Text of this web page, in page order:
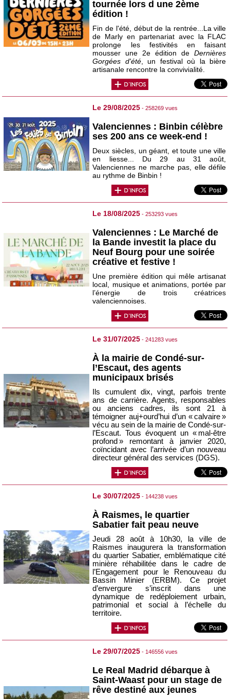
tournée lors d une 2ème
édition !
Fin de l'été, début de la rentrée...La ville
de Marly en partenariat avec la FLAC
prolonge les festivités en faisant
mousser une 2e édition deDernières
Gorgées d'été, un festival où la bière
artisanale rencontre la convivialité.
Le 29/08/2025 - 258269 vues
Valenciennes : Binbin célèbre
ses 200 ans ce week-end !
Deux siècles, un géant, et toute une ville
en liesse... Du 29 au 31 août,
Valenciennes ne marche pas, elle défile
au rythme de Binbin !
Le 18/08/2025 - 253293 vues
Valenciennes : Le Marché de
la Bande investit la place du
Neuf Bourg pour une soirée
créative et festive !
Une première édition qui mêle artisanat
local, musique et animations, portée par
l’énergie de trois créatrices
valenciennoises.
Le 31/07/2025 - 241283 vues
À la mairie de Condé-sur-
l’Escaut, des agents
municipaux brisés
Ils cumulent dix, vingt, parfois trente
ans de carrière. Agents, responsables
ou anciens cadres, ils sont 21 à
témoigner auj+ourd’hui d’un « calvaire »
vécu au sein de la mairie de Condé-sur-
l’Escaut. Tous évoquent un « mal-être
profond » remontant à janvier 2020,
coïncidant avec l’arrivée d’un nouveau
directeur général des services (DGS).
Le 30/07/2025 - 144238 vues
À Raismes, le quartier
Sabatier fait peau neuve
Jeudi 28 août à 10h30, la ville de
Raismes inaugurera la transformation
du quartier Sabatier, emblématique cité
minière réhabilitée dans le cadre de
l’Engagement pour le Renouveau du
Bassin Minier (ERBM). Ce projet
d’envergure s’inscrit dans une
dynamique de redéploiement urbain,
patrimonial et social à l’échelle du
territoire.
Le 29/07/2025 - 146556 vues
Le Real Madrid débarque à
Saint-Waast pour un stage de
rêve destiné aux jeunes